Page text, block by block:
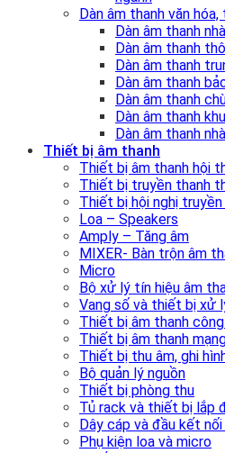
Dàn âm thanh văn
Dàn âm thanh
Dàn âm thanh
Dàn âm thanh
Dàn âm thanh
Dàn âm thanh
Dàn âm thanh
Dàn âm thanh
Thiết bị âm thanh
Thiết bị âm thanh hội
Thiết bị truyền thanh
Thiết bị hội nghị
Loa – Speakers
Amply – Tăng âm
MIXER- Bàn trộn âm
Micro
Bộ xử lý tín hiệu âm
Vang số và thiết bị xử
Thiết bị âm thanh
Thiết bị âm thanh
Thiết bị thu âm, ghi
Bộ quản lý nguồn
Thiết bị phòng thu
Tủ rack và thiết bị lắp
Dây cáp và đầu kết
Phụ kiện loa và micro